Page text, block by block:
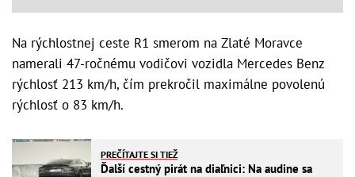
Na rýchlostnej ceste R1 smerom na Zlaté Moravce
namerali 47-ročnému vodičovi vozidla Mercedes Benz
rýchlosť 213 km/h, čím prekročil maximálne povolenú
rýchlosť o 83 km/h.
PREČÍTAJTE SI TIEŽ
Ďalší cestný pirát na diaľnici: Na audine sa